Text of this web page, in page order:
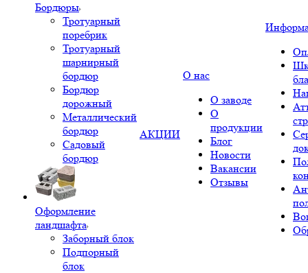
Бордюры
Тротуарный
поребрик
Тротуарный
шарнирный
бордюр
Бордюр
дорожный
Металлический
бордюр
Садовый
бордюр
Оформление
ландшафта
Заборный блок
Подпорный
блок
АКЦИИ
О нас
О заводе
О
продукции
Блог
Новости
Вакансии
Отзывы